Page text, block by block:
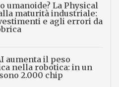
umanoide? La Physical
maturità industriale:
e agli errori da
aumenta il peso
nella robotica: in un
2.000 chip